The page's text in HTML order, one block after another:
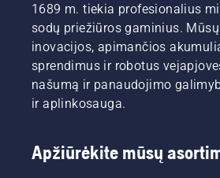
1689 m. tiekia profesionalius
sodų priežiūros gaminius.
inovacijos, apimančios
sprendimus ir robotus
našumą ir panaudojimo
ir aplinkosauga.
Apžiūrėkite mūsų